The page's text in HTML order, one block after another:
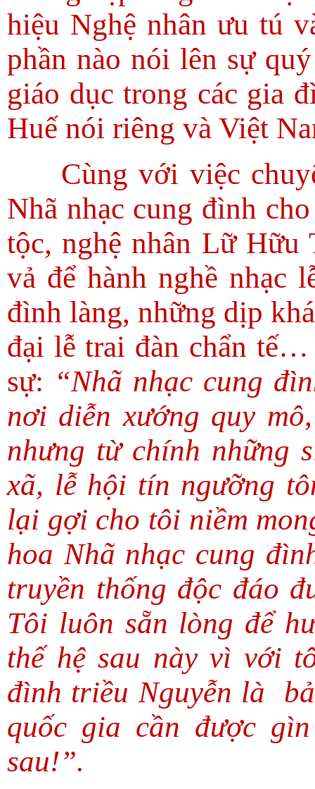
hiệu Nghệ nhân ưu tú
phần nào nói lên sự
giáo dục trong các gia
Huế nói riêng và Việt
Cùng với việc
Nhã nhạc cung đình
tộc, nghệ nhân Lữ Hữu
vả để hành nghề nhạc
đình làng, những dịp
đại lễ trai đàn chẩn
sự: “Nhã nhạc cung
nơi diễn xướng quy
nhưng từ chính những
xã, lễ hội tín ngưỡng
lại gợi cho tôi niềm
hoa Nhã nhạc cung
truyền thống độc đáo
Tôi luôn sẵn lòng để
thế hệ sau này vì với
đình triều Nguyễn là
quốc gia cần được
sau!”.